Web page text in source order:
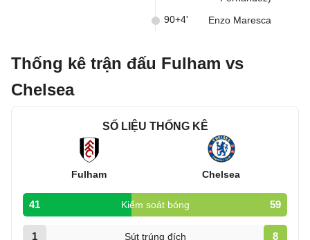
Enzo Maresca
90+4'
Thống kê trận đấu Fulham vs
Chelsea
SỐ LIỆU THỐNG KÊ
Fulham Chelsea
41 Kiểm soát bóng 59
1 Sút trúng đích 8